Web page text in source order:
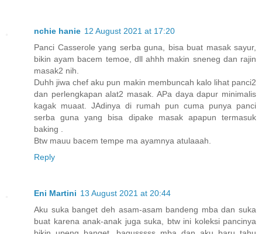
nchie hanie 12 August 2021 at 17:20
Panci Casserole yang serba guna, bisa buat masak sayur,
bikin ayam bacem temoe, dll ahhh makin sneneg dan rajin
masak2 nih.
Duhh jiwa chef aku pun makin membuncah kalo lihat panci2
dan perlengkapan alat2 masak. APa daya dapur minimalis
kagak muaat. JAdinya di rumah pun cuma punya panci
serba guna yang bisa dipake masak apapun termasuk
baking .
Btw mauu bacem tempe ma ayamnya atulaaah.
Reply
Eni Martini 13 August 2021 at 20:44
Aku suka banget deh asam-asam bandeng mba dan suka
buat karena anak-anak juga suka, btw ini koleksi pancinya